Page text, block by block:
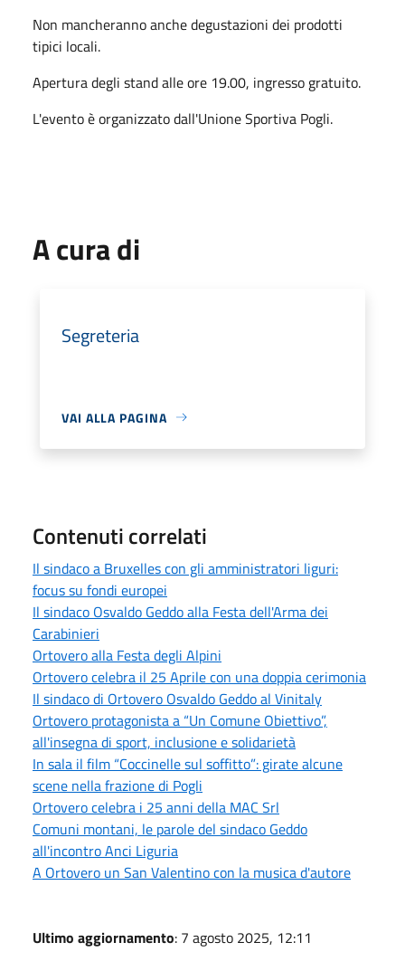
Non mancheranno anche degustazioni dei prodotti
tipici locali.
Apertura degli stand alle ore 19.00, ingresso gratuito.
L'evento è organizzato dall'Unione Sportiva Pogli.
A cura di
Segreteria
VAI ALLA PAGINA
Contenuti correlati
Il sindaco a Bruxelles con gli amministratori liguri:
focus su fondi europei
Il sindaco Osvaldo Geddo alla Festa dell'Arma dei
Carabinieri
Ortovero alla Festa degli Alpini
Ortovero celebra il 25 Aprile con una doppia cerimonia
Il sindaco di Ortovero Osvaldo Geddo al Vinitaly
Ortovero protagonista a “Un Comune Obiettivo”,
all'insegna di sport, inclusione e solidarietà
In sala il film “Coccinelle sul soffitto”: girate alcune
scene nella frazione di Pogli
Ortovero celebra i 25 anni della MAC Srl
Comuni montani, le parole del sindaco Geddo
all'incontro Anci Liguria
A Ortovero un San Valentino con la musica d'autore
Ultimo aggiornamento: 7 agosto 2025, 12:11